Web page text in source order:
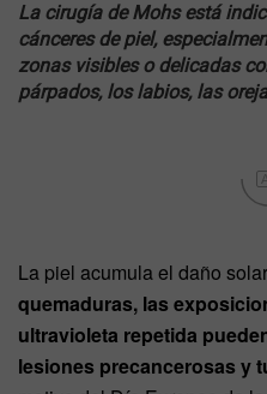
La cirugía de Mohs está
cánceres de piel,
zonas visibles o delicadas
párpados, los labios, las
La piel acumula el daño
quemaduras, las
ultravioleta repetida
lesiones precancerosas y